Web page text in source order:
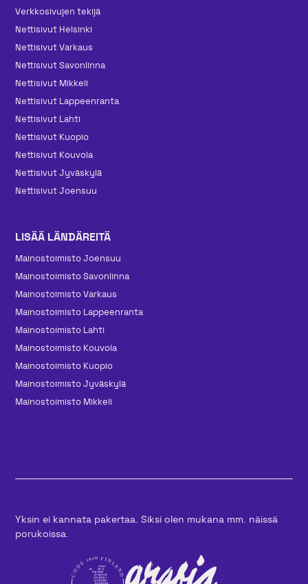
Verkkosivujen tekijä
Nettisivut Helsinki
Nettisivut Varkaus
Nettisivut Savonlinna
Nettisivut Mikkeli
Nettisivut Lappeenranta
Nettisivut Lahti
Nettisivut Kuopio
Nettisivut Kouvola
Nettisivut Jyväskylä
Nettisivut Joensuu
LISÄÄ LÄNDÄREITÄ
Mainos­toimisto Joensuu
Mainos­toimisto Savonlinna
Mainos­toimisto Varkaus
Mainos­toimisto Lappeenranta
Mainos­toimisto Lahti
Mainos­toimisto Kouvola
Mainos­toimisto Kuopio
Mainos­toimisto Jyväskylä
Mainos­toimisto Mikkeli
Yksin ei kannata pakertaa. Siksi olen mukana mm. näissä
porukoissa.